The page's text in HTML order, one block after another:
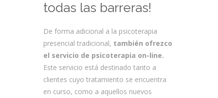
todas las barreras!
De forma adicional a la psicoterapia
presencial tradicional, también ofrezco
el servicio de psicoterapia on-line.
Este servicio está destinado tanto a
clientes cuyo tratamiento se encuentra
en curso, como a aquellos nuevos